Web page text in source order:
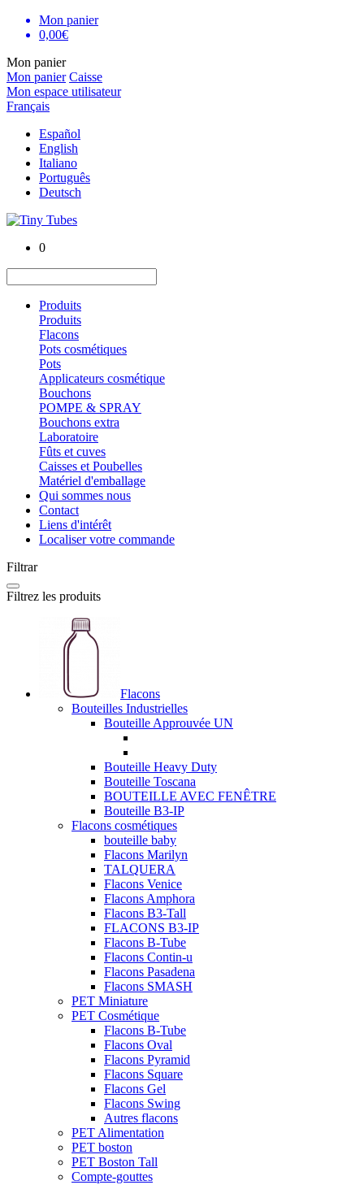
Mon panier
0,00€
Mon panier
Mon panier Caisse
Mon espace utilisateur
Français
Español
English
Italiano
Português
Deutsch
0
Produits
Produits
Flacons
Pots cosmétiques
Pots
Applicateurs cosmétique
Bouchons
POMPE & SPRAY
Bouchons extra
Laboratoire
Fûts et cuves
Caisses et Poubelles
Matériel d'emballage
Qui sommes nous
Contact
Liens d'intérêt
Localiser votre commande
Filtrar
Filtrez les produits
Flacons
Bouteilles Industrielles
Bouteille Approuvée UN
Bouteille Heavy Duty
Bouteille Toscana
BOUTEILLE AVEC FENÊTRE
Bouteille B3-IP
Flacons cosmétiques
bouteille baby
Flacons Marilyn
TALQUERA
Flacons Venice
Flacons Amphora
Flacons B3-Tall
FLACONS B3-IP
Flacons B-Tube
Flacons Contin-u
Flacons Pasadena
Flacons SMASH
PET Miniature
PET Cosmétique
Flacons B-Tube
Flacons Oval
Flacons Pyramid
Flacons Square
Flacons Gel
Flacons Swing
Autres flacons
PET Alimentation
PET boston
PET Boston Tall
Compte-gouttes